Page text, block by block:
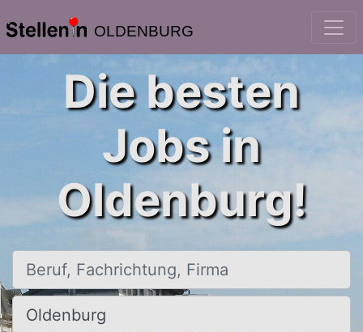
OLDENBURG
Die besten
Jobs in
Oldenburg!
Beruf, Fachrichtung, Firma
Ort, Stadt